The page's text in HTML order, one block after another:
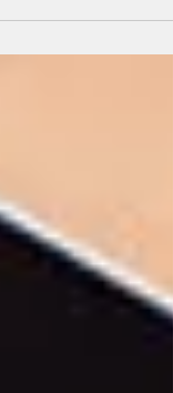
一步. 定律一 : 有型有
劃一個新project的時候